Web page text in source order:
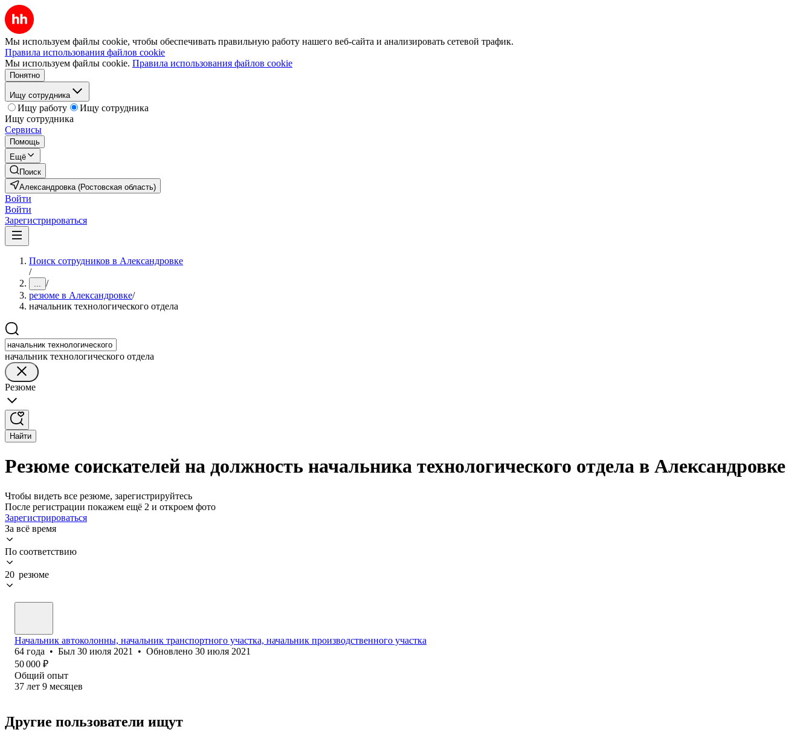
Мы используем файлы cookie, чтобы обеспечивать правильную работу нашего веб-сайта и анализировать сетевой трафик.
Правила использования файлов cookie
Мы используем файлы cookie. Правила использования файлов cookie
Понятно
Ищу сотрудника
Ищу работу
Ищу сотрудника
Ищу сотрудника
Сервисы
Помощь
Ещё
Поиск
Александровка (Ростовская область)
Войти
Войти
Зарегистрироваться
Поиск сотрудников в Александровке
/
... /
резюме в Александровке/
начальник технологического отдела
начальник технологического отдела
Резюме
Найти
Резюме соискателей на должность начальника технологического отдела в Александровке
Чтобы видеть все резюме, зарегистрируйтесь
После регистрации покажем ещё 2 и откроем фото
Зарегистрироваться
За всё время
По соответствию
20 резюме
Начальник автоколонны, начальник транспортного участка, начальник производственного участка
64 года • Был 30 июля 2021 • Обновлено 30 июля 2021
50 000 ₽
Общий опыт
37 лет 9 месяцев
Другие пользователи ищут